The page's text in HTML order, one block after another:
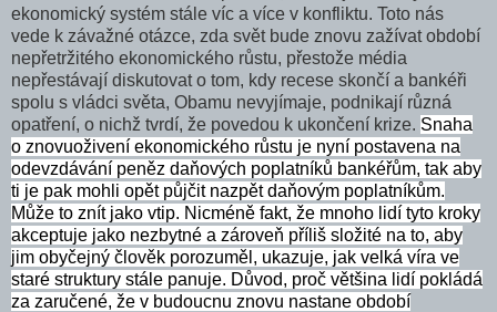
ekonomický systém stále víc a více v konfliktu. Toto nás
vede k závažné otázce, zda svět bude znovu zažívat období
nepřetržitého ekonomického růstu, přestože média
nepřestávají diskutovat o tom, kdy recese skončí a bankéři
spolu s vládci světa, Obamu nevyjímaje, podnikají různá
opatření, o nichž tvrdí, že povedou k ukončení krize. Snaha
o znovuoživení ekonomického růstu je nyní postavena na
odevzdávání peněz daňových poplatníků bankéřům, tak aby
ti je pak mohli opět půjčit nazpět daňovým poplatníkům.
Může to znít jako vtip. Nicméně fakt, že mnoho lidí tyto kroky
akceptuje jako nezbytné a zároveň příliš složité na to, aby
jim obyčejný člověk porozuměl, ukazuje, jak velká víra ve
staré struktury stále panuje. Důvod, proč většina lidí pokládá
za zaručené, že v budoucnu znovu nastane období